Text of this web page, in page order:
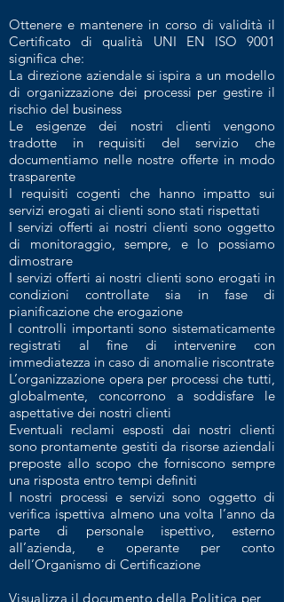
Ottenere e mantenere in corso di validità il
Certificato di qualità UNI EN ISO 9001
significa che:
La direzione aziendale si ispira a un modello
di organizzazione dei processi per gestire il
rischio del business
Le esigenze dei nostri clienti vengono
tradotte in requisiti del servizio che
documentiamo nelle nostre offerte in modo
trasparente
I requisiti cogenti che hanno impatto sui
servizi erogati ai clienti sono stati rispettati
I servizi offerti ai nostri clienti sono oggetto
di monitoraggio, sempre, e lo possiamo
dimostrare
I servizi offerti ai nostri clienti sono erogati in
condizioni controllate sia in fase di
pianificazione che erogazione
I controlli importanti sono sistematicamente
registrati al fine di intervenire con
immediatezza in caso di anomalie riscontrate
L’organizzazione opera per processi che tutti,
globalmente, concorrono a soddisfare le
aspettative dei nostri clienti
Eventuali reclami esposti dai nostri clienti
sono prontamente gestiti da risorse aziendali
preposte allo scopo che forniscono sempre
una risposta entro tempi definiti
I nostri processi e servizi sono oggetto di
verifica ispettiva almeno una volta l’anno da
parte di personale ispettivo, esterno
all’azienda, e operante per conto
dell’Organismo di Certificazione
Visualizza il documento della Politica per